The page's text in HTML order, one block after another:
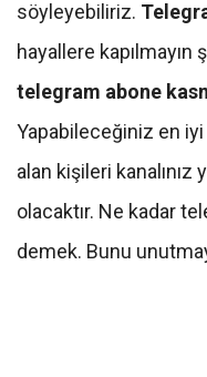
söyleyebiliriz.
hayallere kapılmayın
telegram abone
Yapabileceğiniz en
alan kişileri
olacaktır. Ne kadar
demek. Bunu